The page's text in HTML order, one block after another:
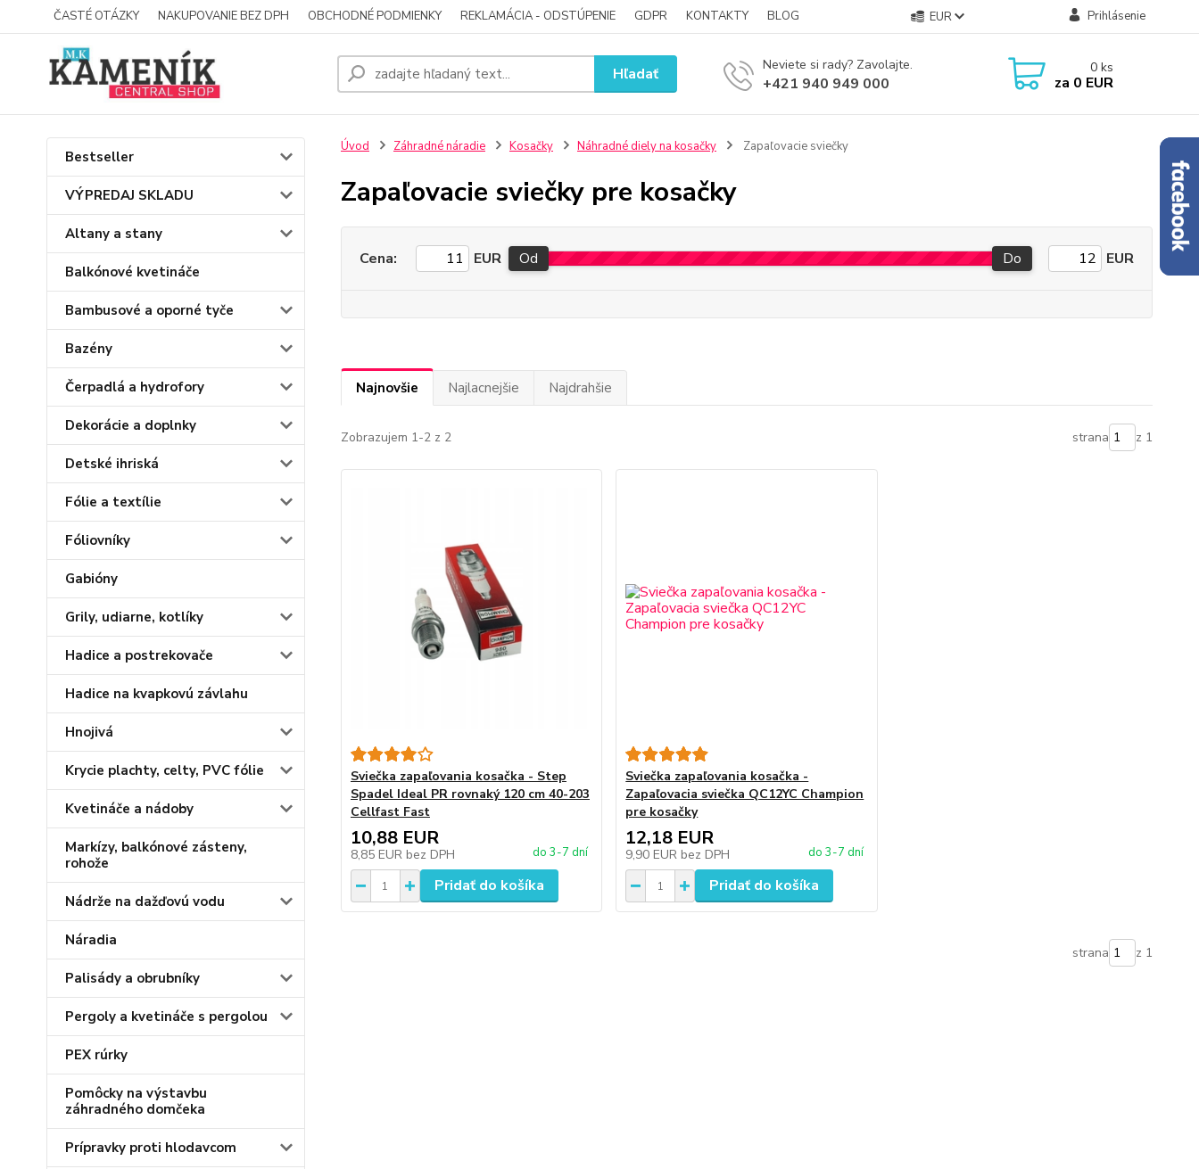
ČASTÉ OTÁZKY NAKUPOVANIE BEZ DPH OBCHODNÉ PODMIENKY REKLAMÁCIA - ODSTÚPENIE GDPR KONTAKTY BLOG EUR Prihlásenie
Hľadať Neviete si rady? Zavolajte.
+421 940 949 000
0 ks
za 0 EUR
Bestseller
VÝPREDAJ SKLADU
Altany a stany
Balkónové kvetináče
Bambusové a oporné tyče
Bazény
Čerpadlá a hydrofory
Dekorácie a doplnky
Detské ihriská
Fólie a textílie
Fóliovníky
Gabióny
Grily, udiarne, kotlíky
Hadice a postrekovače
Hadice na kvapkovú závlahu
Hnojivá
Krycie plachty, celty, PVC fólie
Kvetináče a nádoby
Markízy, balkónové zásteny,
rohože
Nádrže na dažďovú vodu
Náradia
Palisády a obrubníky
Pergoly a kvetináče s pergolou
PEX rúrky
Pomôcky na výstavbu
záhradného domčeka
Prípravky proti hlodavcom
Úvod Záhradné náradie Kosačky Náhradné diely na kosačky Zapaľovacie sviečky
Zapaľovacie sviečky pre kosačky
Cena: EUR Od Do EUR
Najnovšie Najlacnejšie Najdrahšie
Zobrazujem 1-2 z 2 strana z 1
Sviečka zapaľovania kosačka - Step
Spadel Ideal PR rovnaký 120 cm 40-203
Cellfast Fast
10,88 EUR
8,85 EUR bez DPH do 3-7 dní
Pridať do košíka
Sviečka zapaľovania kosačka -
Zapaľovacia sviečka QC12YC Champion
pre kosačky
12,18 EUR
9,90 EUR bez DPH do 3-7 dní
Pridať do košíka
strana z 1